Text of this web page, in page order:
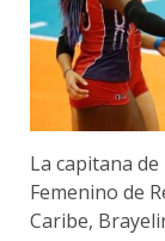
La capitana
Femenino de
Caribe,